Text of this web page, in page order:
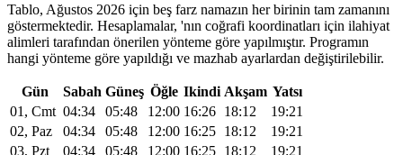
Tablo, Ağustos 2026 için beş farz namazın her birinin tam zamanını
göstermektedir. Hesaplamalar, 'nın coğrafi koordinatları için ilahiyat
alimleri tarafından önerilen yönteme göre yapılmıştır. Programın
hangi yönteme göre yapıldığı ve mazhab ayarlardan değiştirilebilir.
Gün Sabah Güneş Öğle Ikindi Akşam Yatsı
01, Cmt 04:34 05:48 12:00 16:26 18:12
19:21
02, Paz
04:34 05:48 12:00 16:25 18:12
19:21
03, Pzt
04:34 05:48 12:00 16:25 18:12
19:21